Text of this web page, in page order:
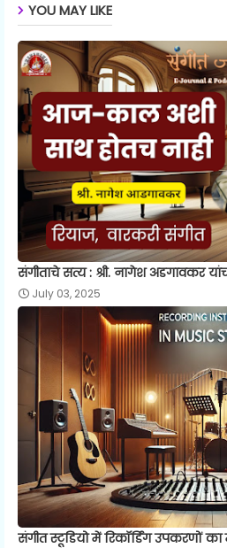
YOU MAY LIKE
संगीताचे सत्य : श्री. नागेश अडगावकर
July 03, 2025
संगीत स्टूडियो में रिकॉर्डिंग उपकरणों का